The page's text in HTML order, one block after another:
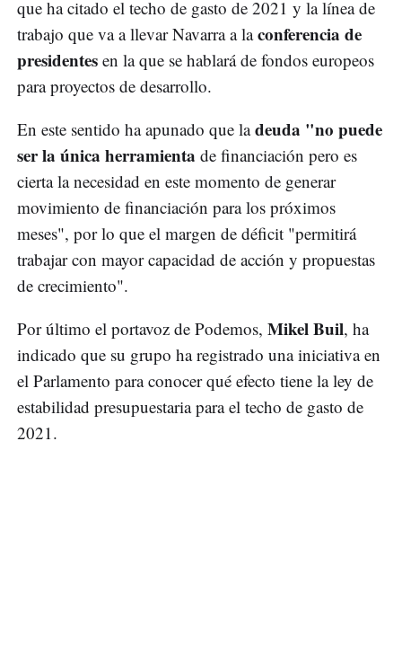
que ha citado el techo de gasto de 2021 y la línea de
trabajo que va a llevar Navarra a laconferencia de
presidentes en la que se hablará de fondos europeos
para proyectos de desarrollo.
En este sentido ha apunado que ladeuda "no puede
ser la única herramienta de financiación pero es
cierta la necesidad en este momento de generar
movimiento de financiación para los próximos
meses", por lo que el margen de déficit "permitirá
trabajar con mayor capacidad de acción y propuestas
de crecimiento".
Por último el portavoz de Podemos, Mikel Buil, ha
indicado que su grupo ha registrado una iniciativa en
el Parlamento para conocer qué efecto tiene la ley de
estabilidad presupuestaria para el techo de gasto de
2021.